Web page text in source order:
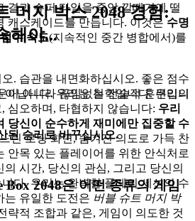
결과 슈퍼 타일을 중앙 깔때기에 떨
캐스케이드를 만듭니다. 이것은 수명
점수 속도(지속적인 중간 병합에서)를
오. 습관을 내면화하십시오. 좋은 점수
이 아니라 끊임없는 전술적 훈련입니
된 승리로 바꾸십시오.
머지 박스 2048 경험:
해야...
아닙니다. 우리는 철학입니다. 우리의
심오하며, 타협하지 않습니다: 우리
당신이 순수하게 재미에만 집중할 수
린 로딩 화면, 숨겨진 의도로 가득 찬
안목 있는 플레이어를 위한 안식처로
시간, 당신의 관심, 그리고 당신의
다. 우리는 완벽한 플레이 세션의 수
는 유일한 도전은 버블 슈트 머지 박
략적 조합과 같은, 게임이 의도한 것
Box 2048은 어떤 종류의 게임